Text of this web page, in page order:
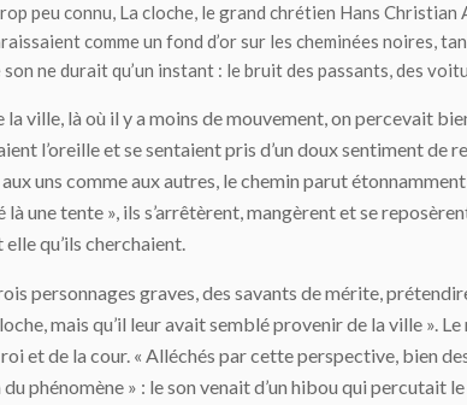
peu connu, La cloche, le grand chrétien Hans Christian
comme un fond d’or sur les cheminées noires,
son ne durait qu’un instant : le bruit des passants, des
la ville, là où il y a moins de mouvement, on percevait
l’oreille et se sentaient pris d’un doux sentiment
uns comme aux autres, le chemin parut
là une tente », ils s’arrêtèrent, mangèrent et se
qu’ils cherchaient.
personnages graves, des savants de mérite,
mais qu’il leur avait semblé provenir de la ville ».
et de la cour. « Alléchés par cette perspective, bien
phénomène » : le son venait d’un hibou qui percutait